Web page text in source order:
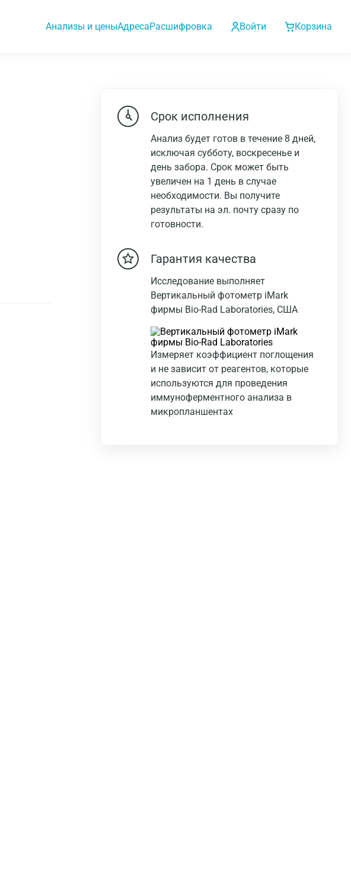
Анализы и ценыАдресаРасшифровка Войти Корзина
Срок исполнения
Анализ будет готов в течение 8 дней,
исключая субботу, воскресенье и
день забора. Срок может быть
увеличен на 1 день в случае
необходимости. Вы получите
результаты на эл. почту сразу по
готовности.
Гарантия качества
Исследование выполняет
Вертикальный фотометр iMark
фирмы Bio-Rad Laboratories, США
Измеряет коэффициент поглощения
и не зависит от реагентов, которые
используются для проведения
иммуноферментного анализа в
микропланшентах